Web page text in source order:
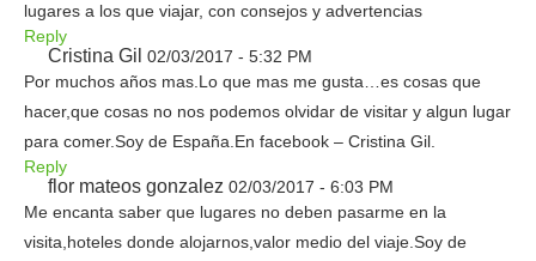
lugares a los que viajar, con consejos y advertencias
Reply
Cristina Gil 02/03/2017 - 5:32 PM
Por muchos años mas.Lo que mas me gusta…es cosas que
hacer,que cosas no nos podemos olvidar de visitar y algun lugar
para comer.Soy de España.En facebook – Cristina Gil.
Reply
flor mateos gonzalez 02/03/2017 - 6:03 PM
Me encanta saber que lugares no deben pasarme en la
visita,hoteles donde alojarnos,valor medio del viaje.Soy de